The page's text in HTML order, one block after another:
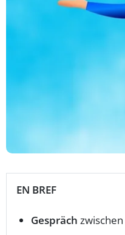
EN BREF
Gespräch zwischen